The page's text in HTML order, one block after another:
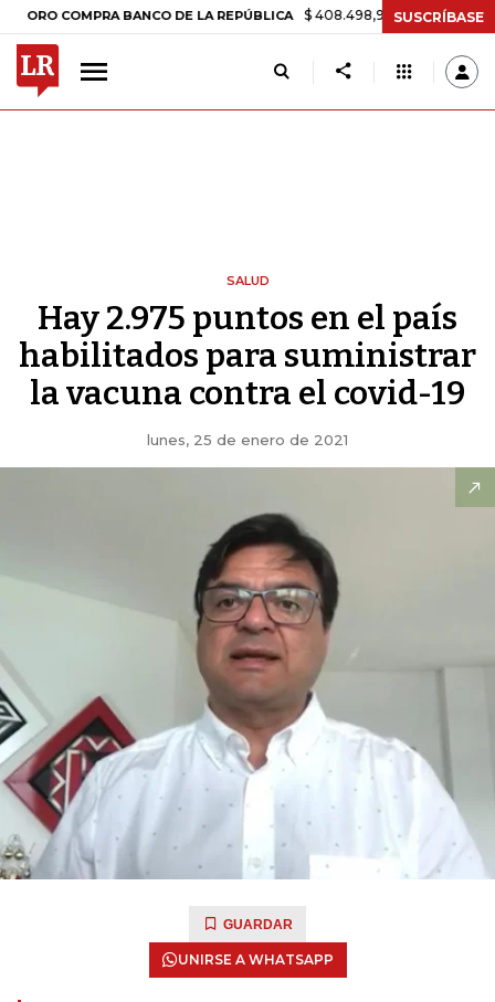
COMPRA BANCO DE LA REPÚBLICA $ 408.498,97 +$ 8.753,81 +2,19%
SUSCRÍBASE
SALUD
Hay 2.975 puntos en el país
habilitados para suministrar
la vacuna contra el covid-19
lunes, 25 de enero de 2021
GUARDAR
UNIRSE A WHATSAPP